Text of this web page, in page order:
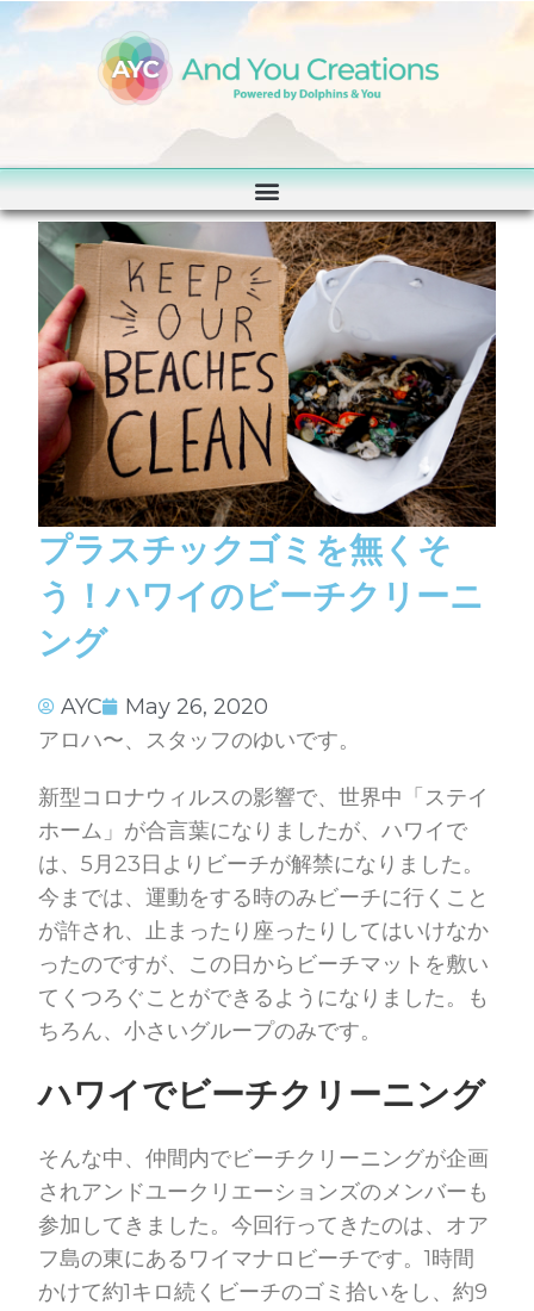
プラスチックゴミを無くそ
う！ハワイのビーチクリーニ
ング
AYC
May 26, 2020
アロハ〜、スタッフのゆいです。
新型コロナウィルスの影響で、世界中「ステイ
ホーム」が合言葉になりましたが、ハワイで
は、5月23日よりビーチが解禁になりました。
今までは、運動をする時のみビーチに行くこと
が許され、止まったり座ったりしてはいけなか
ったのですが、この日からビーチマットを敷い
てくつろぐことができるようになりました。も
ちろん、小さいグループのみです。
ハワイでビーチクリーニング
そんな中、仲間内でビーチクリーニングが企画
されアンドユークリエーションズのメンバーも
参加してきました。今回行ってきたのは、オア
フ島の東にあるワイマナロビーチです。1時間
かけて約1キロ続くビーチのゴミ拾いをし、約9